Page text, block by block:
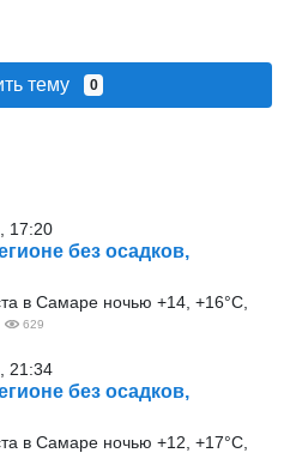
тему 0
17:20
без осадков,
в Самаре ночью +14, +16°С,
629
21:34
без осадков,
в Самаре ночью +12, +17°С,